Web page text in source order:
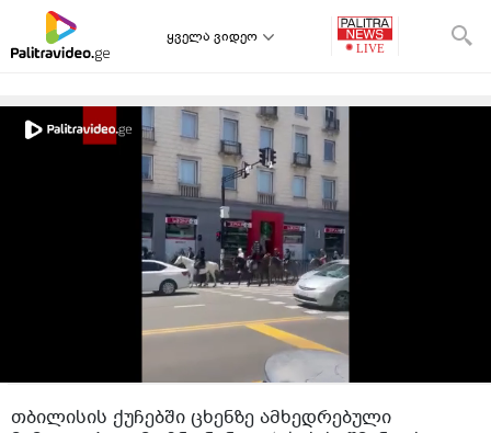
ყველა ვიდეო
თბილისის ქუჩებში ცხენზე ამხედრებული